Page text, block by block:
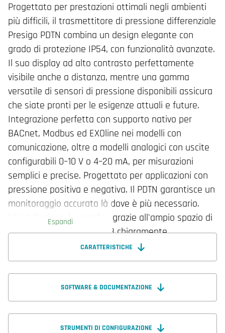
Progettato per prestazioni ottimali negli ambienti
più difficili, il trasmettitore di pressione differenziale
Presigo PDTN combina un design elegante con
grado di protezione IP54, con funzionalità avanzate.
Il suo display ad alto contrasto perfettamente
visibile anche a distanza, mentre una gamma
versatile di sensori di pressione disponibili assicura
che siate pronti per le esigenze attuali e future.
Integrazione perfetta con supporto nativo per
BACnet, Modbus ed EXOline nei modelli con
comunicazione, oltre a modelli analogici con uscite
configurabili 0–10 V o 4–20 mA, per misurazioni
semplici e precise. Progettato per applicazioni con
pressione positiva e negativa. Il PDTN garantisce un
monitoraggio accurato là dove è più necessario.
L'installazione è semplice grazie all'ampio spazio di
cablaggio, alle schede PCB chiaramente
contrassegnate e a un intuitivo selettore a
rotazione. La rapida messa in servizio tramite l'app
Regin:GO consente di essere operativi in pochissimo
tempo, per potersi concentrare sulle prestazioni,
non sulla configurazione. Presigo PDTN: dove
innovazione, precisione e facilità d'uso si fondono.
Espandi
CARATTERISTICHE
SOFTWARE & DOCUMENTAZIONE
STRUMENTI DI CONFIGURAZIONE